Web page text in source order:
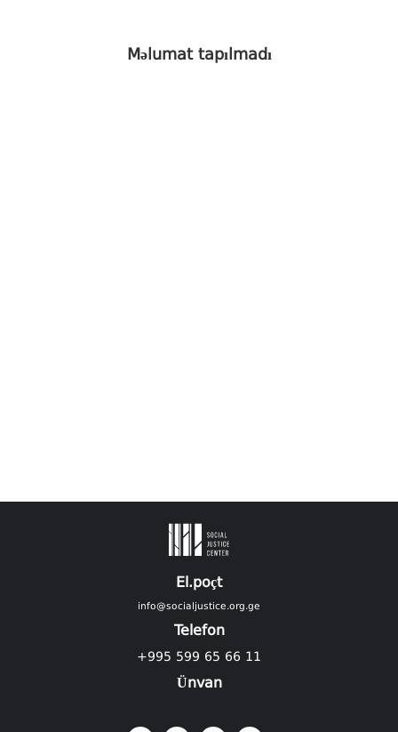
Məlumat tapılmadı
El.poçt
info@socialjustice.org.ge
Telefon
+995 599 65 66 11
Ünvan